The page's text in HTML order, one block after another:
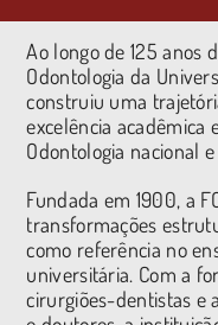
Ao longo de 125 anos
Odontologia da
construiu uma
excelência acadêmica
Odontologia nacional
Fundada em 1900, a
transformações
como referência no
universitária. Com a
cirurgiões-dentistas e